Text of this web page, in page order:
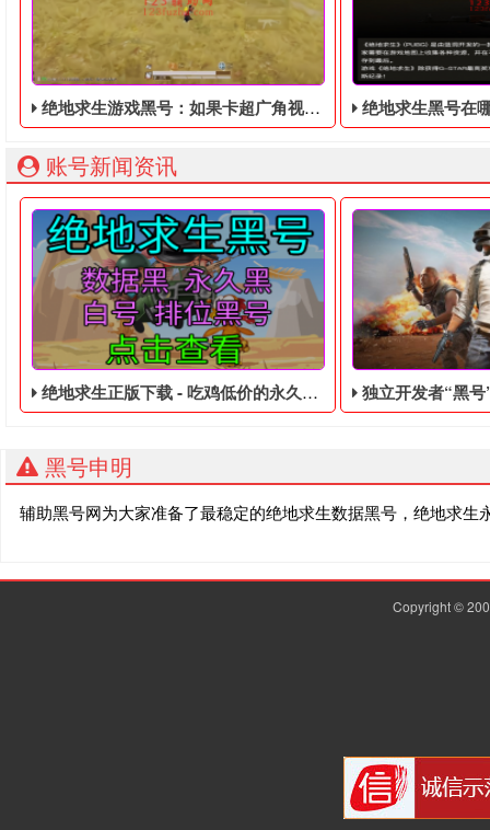
绝地求生游戏黑号：如果卡超广角视角，虽然效果非常的好，但也有优缺点！ 绝地求生黑号在哪里购
账号新闻资讯
绝地求生正版下载 - 吃鸡低价的永久黑号 独立开发者“黑号”近日分享了一段视频，展
黑号申明
辅助黑号网为大家准备了最稳定的绝地求生数据黑号，绝地求
Copyright ©